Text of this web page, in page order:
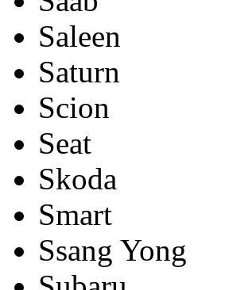
Saleen
Saturn
Scion
Seat
Skoda
Smart
Ssang Yong